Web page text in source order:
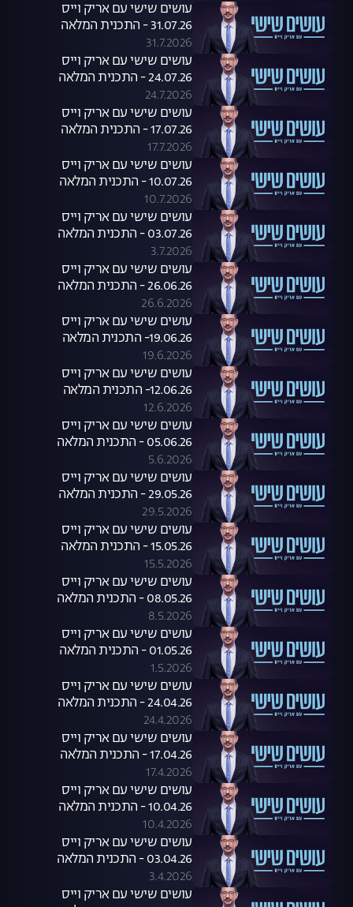
עושים שישי עם אריק וייס
31.07.26 - התכנית המלאה
31.7.2026
עושים שישי עם אריק וייס
24.07.26 - התכנית המלאה
24.7.2026
עושים שישי עם אריק וייס
17.07.26 - התכנית המלאה
17.7.2026
עושים שישי עם אריק וייס
10.07.26 - התכנית המלאה
10.7.2026
עושים שישי עם אריק וייס
03.07.26 - התכנית המלאה
3.7.2026
עושים שישי עם אריק וייס
26.06.26 - התכנית המלאה
26.6.2026
עושים שישי עם אריק וייס
19.06.26- התכנית המלאה
19.6.2026
עושים שישי עם אריק וייס
12.06.26- התכנית המלאה
12.6.2026
עושים שישי עם אריק וייס
05.06.26 - התכנית המלאה
5.6.2026
עושים שישי עם אריק וייס
29.05.26 - התכנית המלאה
29.5.2026
עושים שישי עם אריק וייס
15.05.26 - התכנית המלאה
15.5.2026
עושים שישי עם אריק וייס
08.05.26 - התכנית המלאה
8.5.2026
עושים שישי עם אריק וייס
01.05.26 - התכנית המלאה
1.5.2026
עושים שישי עם אריק וייס
24.04.26 - התכנית המלאה
24.4.2026
עושים שישי עם אריק וייס
17.04.26 - התכנית המלאה
17.4.2026
עושים שישי עם אריק וייס
10.04.26 - התכנית המלאה
10.4.2026
עושים שישי עם אריק וייס
03.04.26 - התכנית המלאה
3.4.2026
עושים שישי עם אריק וייס